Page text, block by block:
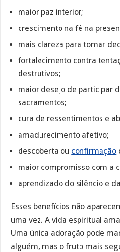
maior paz interior;
crescimento na fé na
mais clareza para tomar
fortalecimento contra
destrutivos;
maior desejo de participar
sacramentos;
cura de ressentimentos e
amadurecimento afetivo;
descoberta ou confirmação
maior compromisso com a
aprendizado do silêncio e
Esses benefícios não
uma vez. A vida espiritual
Uma única adoração pode
alguém, mas o fruto mais